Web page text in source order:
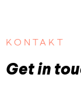
KONTAKT
Get in